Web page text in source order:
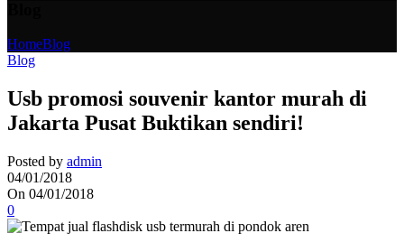
HomeBlog
Blog
Usb promosi souvenir kantor murah di
Jakarta Pusat Buktikan sendiri!
Posted by admin
04/01/2018
On 04/01/2018
0